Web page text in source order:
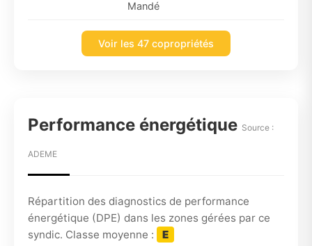
Mandé
Voir les 47 copropriétés
Performance énergétique Source :
ADEME
Répartition des diagnostics de performance
énergétique (DPE) dans les zones gérées par ce
syndic. Classe moyenne :
E